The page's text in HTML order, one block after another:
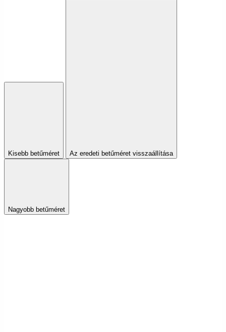
Kisebb betűméret Az eredeti betűméret visszaállítása
Nagyobb betűméret